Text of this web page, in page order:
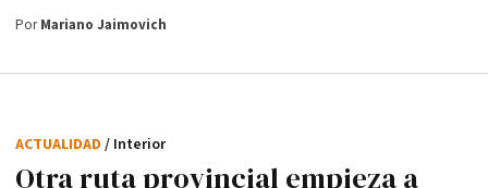
PorMariano Jaimovich
Otra ruta provincial empieza a
ACTUALIDAD / Interior